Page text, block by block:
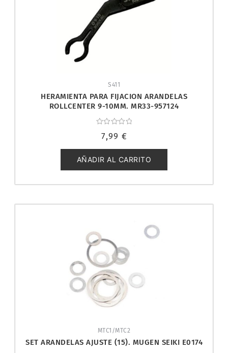
S411
HERAMIENTA PARA FIJACION ARANDELAS
ROLLCENTER 9-10MM. MR33-957124
con
de
5
7,99 €
AÑADIR AL CARRITO
MTC1/MTC2
SET ARANDELAS AJUSTE (15). MUGEN SEIKI E0174